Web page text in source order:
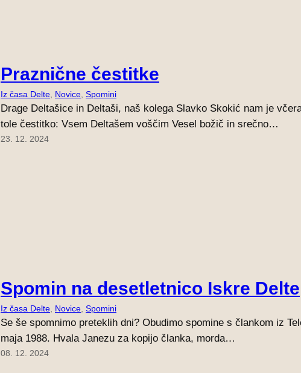
Praznične čestitke
Iz časa Delte Novice Spomini
Drage Deltašice in Deltaši, naš kolega Slavko Skokić nam je
tole čestitko: Vsem Deltašem voščim Vesel božič in srečno…
23. 12. 2024
Spomin na desetletnico Iskre Delte
Iz časa Delte Novice Spomini
Se še spomnimo preteklih dni? Obudimo spomine s člankom iz
maja 1988. Hvala Janezu za kopijo članka, morda…
08. 12. 2024